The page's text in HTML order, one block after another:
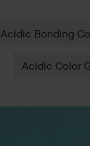
Acidic Bonding
Acidic Color